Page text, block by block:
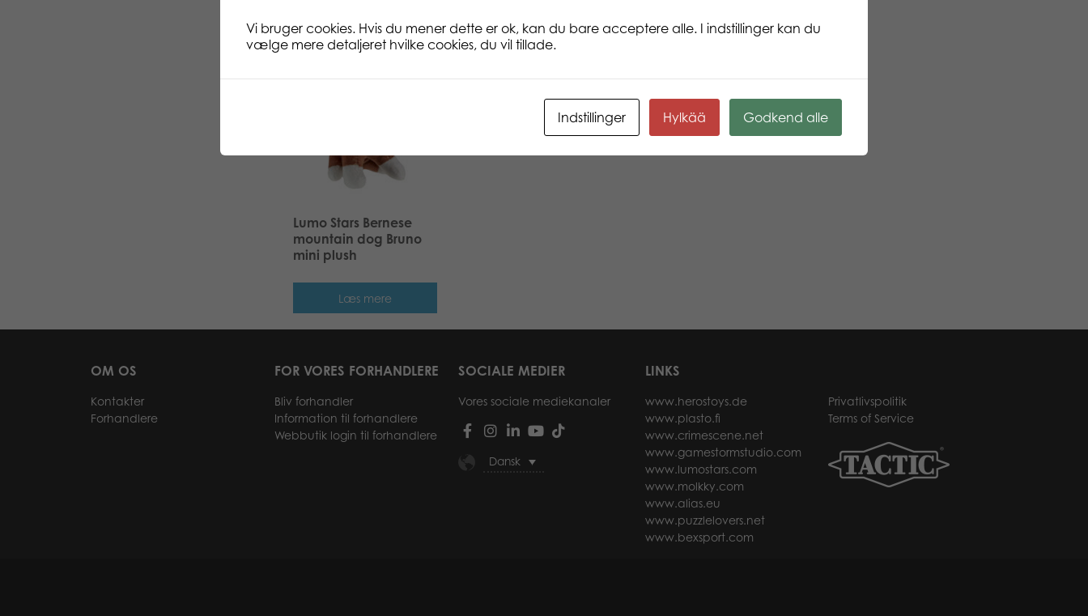
Lumo Stars Bernese
mountain dog Bruno
mini plush
Læs mere
OM OS
Kontakter
Forhandlere
FOR VORES FORHANDLERE
Bliv forhandler
Information til forhandlere
Webbutik login til forhandlere
SOCIALE MEDIER
Vores sociale mediekanaler
Dansk
LINKS
www.herostoys.de
www.plasto.fi
www.crimescene.net
www.gamestormstudio.com
www.lumostars.com
www.molkky.com
www.alias.eu
www.puzzlelovers.net
www.bexsport.com
Privatlivspolitik
Terms of Service
Vi bruger cookies. Hvis du mener dette er ok, kan du bare acceptere alle. I indstillinger kan du
vælge mere detaljeret hvilke cookies, du vil tillade.
Indstillinger Hylkää Godkend alle